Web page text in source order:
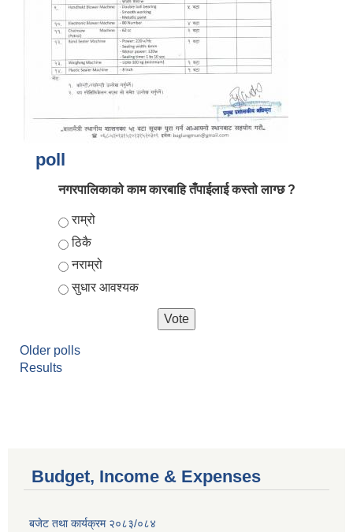
poll
नगरपालिकाको काम कारबाहि तँपाईलाई कस्तो लाग्छ ?
Choices
राम्रो
ठिकै
नराम्रो
सुधार आवश्यक
Older polls
Results
Budget, Income & Expenses
बजेट तथा कार्यक्रम २०८३/०८४